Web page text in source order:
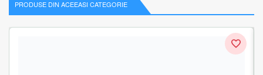
PRODUSE DIN ACEEASI CATEGORIE